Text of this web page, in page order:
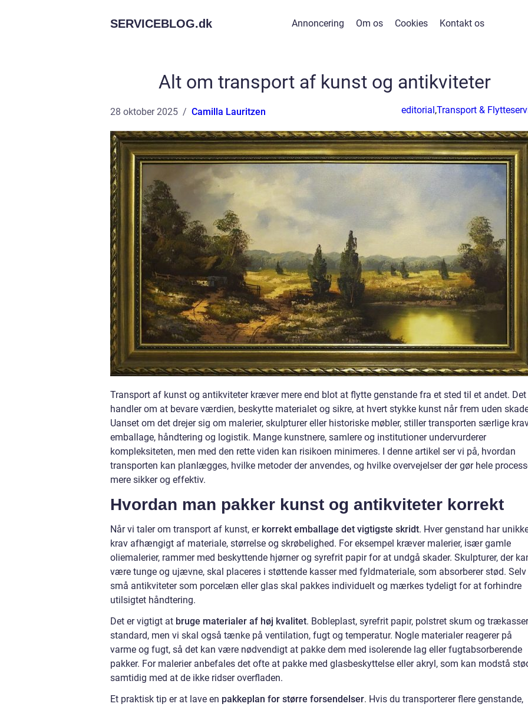
SERVICEBLOG.dk Annoncering Om os Cookies Kontakt os
Alt om transport af kunst og antikviteter
28 oktober 2025 Camilla Lauritzen editorial,Transport &
Transport af kunst og antikviteter kræver mere end blot at flytte genstande fra et sted til et andet. Det
handler om at bevare værdien, beskytte materialet og sikre, at hvert stykke kunst når frem uden
Uanset om det drejer sig om malerier, skulpturer eller historiske møbler, stiller transporten særlige
emballage, håndtering og logistik. Mange kunstnere, samlere og institutioner undervurderer
kompleksiteten, men med den rette viden kan risikoen minimeres. I denne artikel ser vi på, hvordan
transporten kan planlægges, hvilke metoder der anvendes, og hvilke overvejelser der gør hele
mere sikker og effektiv.
Hvordan man pakker kunst og antikviteter korrekt
Når vi taler om transport af kunst, er korrekt emballage det vigtigste skridt. Hver genstand har
krav afhængigt af materiale, størrelse og skrøbelighed. For eksempel kræver malerier, især gamle
oliemalerier, rammer med beskyttende hjørner og syrefrit papir for at undgå skader. Skulpturer, der
være tunge og ujævne, skal placeres i støttende kasser med fyldmateriale, som absorberer stød. Selv
små antikviteter som porcelæn eller glas skal pakkes individuelt og mærkes tydeligt for at forhindre
utilsigtet håndtering.
Det er vigtigt at bruge materialer af høj kvalitet. Bobleplast, syrefrit papir, polstret skum og
standard, men vi skal også tænke på ventilation, fugt og temperatur. Nogle materialer reagerer på
varme og fugt, så det kan være nødvendigt at pakke dem med isolerende lag eller fugtabsorberende
pakker. For malerier anbefales det ofte at pakke med glasbeskyttelse eller akryl, som kan modstå
samtidig med at de ikke ridser overfladen.
Et praktisk tip er at lave en pakkeplan for større forsendelser. Hvis du transporterer flere genstande,